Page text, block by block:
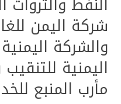
شركة اليمن
والشركة
اليمنية
مأرب المنبع